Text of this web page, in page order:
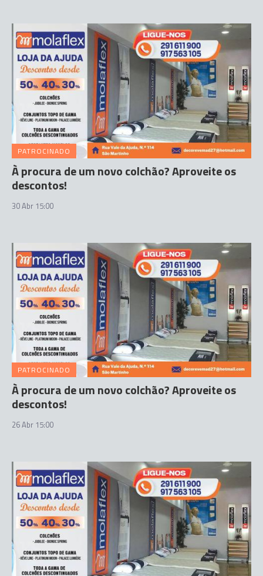
PATROCINADO
À procura de um novo colchão? Aproveite os
descontos!
30 Abr 15:00
PATROCINADO
À procura de um novo colchão? Aproveite os
descontos!
26 Abr 15:00